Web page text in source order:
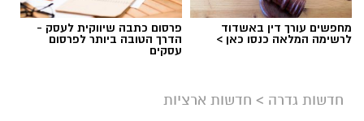
במסגרת התפקיד יידרש המועמד להוביל את תחום
מחפשים עורך דין באשדוד
לרשימה המלאה כנסו כאן >
פרסום כתבה שיווקית לעסק -
הדרך הטובה ביותר לפרסום
עסקים
חדשות גדרה > חדשות ארציות